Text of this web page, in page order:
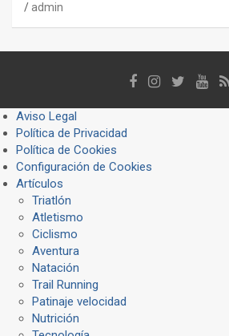
admin
Aviso Legal
Política de Privacidad
Política de Cookies
Configuración de Cookies
Artículos
Triatlón
Atletismo
Ciclismo
Aventura
Natación
Trail Running
Patinaje velocidad
Nutrición